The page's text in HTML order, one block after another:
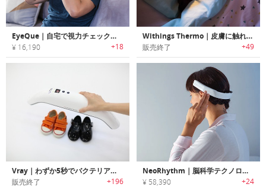
EyeQue｜自宅で視力チェックができる自動アイテストデバイス「アイキュー」
¥ 16,190 +18
Withings Thermo｜皮膚に触れずに2秒で正確に体温を計測可能なスマート温度計「サーモ」
販売終了 +49
Vray｜わずか5秒でバクテリアを殺菌可能なUVステリライザー「ヴィーレイ」
販売終了 +196
NeoRhythm｜脳科学テクノロジーを使用するウェアラブルヘルスデバイス「ネオリズム」
¥ 58,390 +24